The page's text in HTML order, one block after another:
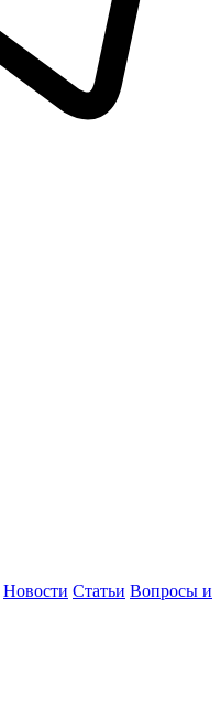
Новости Статьи Вопросы и